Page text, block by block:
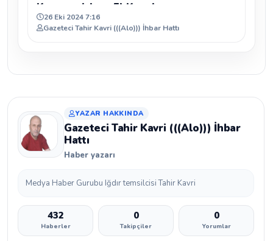
Kuruyemişlere El Konulsun
26 Eki 2024 7:16
Gazeteci Tahir Kavri (((Alo))) İhbar Hattı
YAZAR HAKKINDA
Gazeteci Tahir Kavri (((Alo))) İhbar
Hattı
Haber yazarı
Medya Haber Gurubu Iğdır temsilcisi Tahir Kavri
432
Haberler
0
Takipçiler
0
Yorumlar